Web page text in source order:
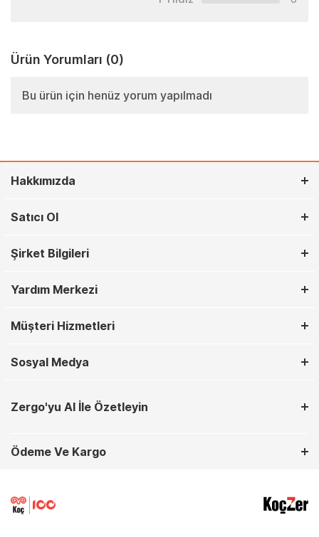
Ürün Yorumları (0)
Bu ürün için henüz yorum yapılmadı
Hakkımızda
Satıcı Ol
Şirket Bilgileri
Yardım Merkezi
Müşteri Hizmetleri
Sosyal Medya
Zergo'yu AI İle Özetleyin
Ödeme Ve Kargo